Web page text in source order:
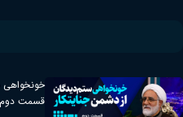
خونخواهی
قسمت دوم